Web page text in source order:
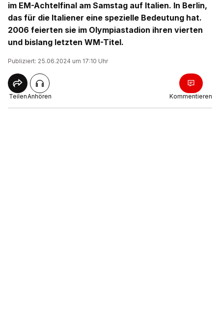
im EM-Achtelfinal am Samstag auf Italien. In Berlin,
das für die Italiener eine spezielle Bedeutung hat.
2006 feierten sie im Olympiastadion ihren vierten
und bislang letzten WM-Titel.
Publiziert: 25.06.2024 um 17:10 Uhr
TeilenAnhören Kommentieren